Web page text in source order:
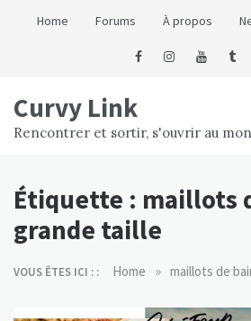
Home Forums À propos
Curvy Link
Rencontrer et sortir, s'ouvrir au
Étiquette : maillots
grande taille
VOUS ÊTES ICI : : Home » maillots de